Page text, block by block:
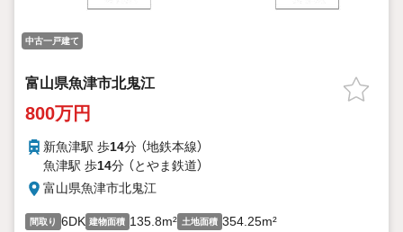
中古一戸建て
富山県魚津市北鬼江
800万円
新魚津駅 歩14分 （地鉄本線）
魚津駅 歩14分 （とやま鉄道）
富山県魚津市北鬼江
間取り 6DK 建物面積 135.8m² 土地面積 354.25m²